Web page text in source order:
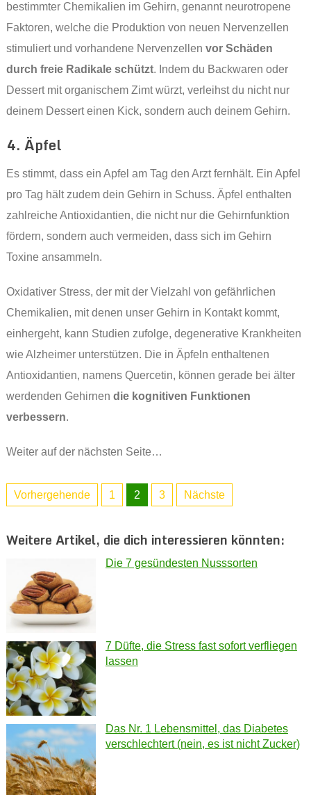
bestimmter Chemikalien im Gehirn, genannt neurotropene
Faktoren, welche die Produktion von neuen Nervenzellen
stimuliert und vorhandene Nervenzellen vor Schäden
durch freie Radikale schützt. Indem du Backwaren oder
Dessert mit organischem Zimt würzt, verleihst du nicht nur
deinem Dessert einen Kick, sondern auch deinem Gehirn.
4. Äpfel
Es stimmt, dass ein Apfel am Tag den Arzt fernhält. Ein Apfel
pro Tag hält zudem dein Gehirn in Schuss. Äpfel enthalten
zahlreiche Antioxidantien, die nicht nur die Gehirnfunktion
fördern, sondern auch vermeiden, dass sich im Gehirn
Toxine ansammeln.
Oxidativer Stress, der mit der Vielzahl von gefährlichen
Chemikalien, mit denen unser Gehirn in Kontakt kommt,
einhergeht, kann Studien zufolge, degenerative Krankheiten
wie Alzheimer unterstützen. Die in Äpfeln enthaltenen
Antioxidantien, namens Quercetin, können gerade bei älter
werdenden Gehirnen die kognitiven Funktionen
verbessern.
Weiter auf der nächsten Seite…
Vorhergehende 1 2 3 Nächste
Weitere Artikel, die dich interessieren könnten:
Die 7 gesündesten Nusssorten
7 Düfte, die Stress fast sofort verfliegen
lassen
Das Nr. 1 Lebensmittel, das Diabetes
verschlechtert (nein, es ist nicht Zucker)